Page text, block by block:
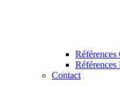
Références
Références
Contact